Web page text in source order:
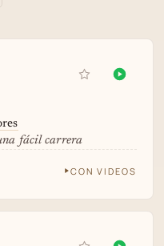
fácil carrera
CON VIDEOS